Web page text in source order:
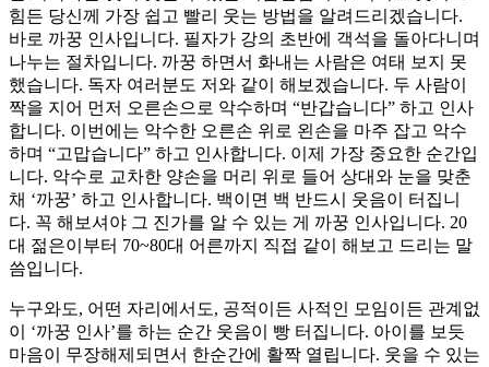
힘든 당신께 가장 쉽고 빨리 웃는 방법을 알려드리겠습니다.
바로 까꿍 인사입니다. 필자가 강의 초반에 객석을 돌아다니며
나누는 절차입니다. 까꿍 하면서 화내는 사람은 여태 보지 못
했습니다. 독자 여러분도 저와 같이 해보겠습니다. 두 사람이
짝을 지어 먼저 오른손으로 악수하며 “반갑습니다” 하고 인사
합니다. 이번에는 악수한 오른손 위로 왼손을 마주 잡고 악수
하며 “고맙습니다” 하고 인사합니다. 이제 가장 중요한 순간입
니다. 악수로 교차한 양손을 머리 위로 들어 상대와 눈을 맞춘
채 ‘까꿍’ 하고 인사합니다. 백이면 백 반드시 웃음이 터집니
다. 꼭 해보셔야 그 진가를 알 수 있는 게 까꿍 인사입니다. 20
대 젊은이부터 70~80대 어른까지 직접 같이 해보고 드리는 말
씀입니다.
누구와도, 어떤 자리에서도, 공적이든 사적인 모임이든 관계없
이 ‘까꿍 인사’를 하는 순간 웃음이 빵 터집니다. 아이를 보듯
마음이 무장해제되면서 한순간에 활짝 열립니다. 웃을 수 있는